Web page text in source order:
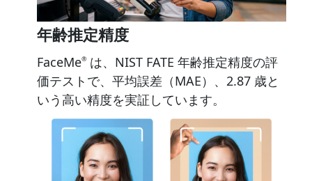
年齢推定精度
FaceMe® は、NIST FATE 年齢推定精度の評
価テストで、平均誤差（MAE）、2.87 歳と
いう高い精度を実証しています。